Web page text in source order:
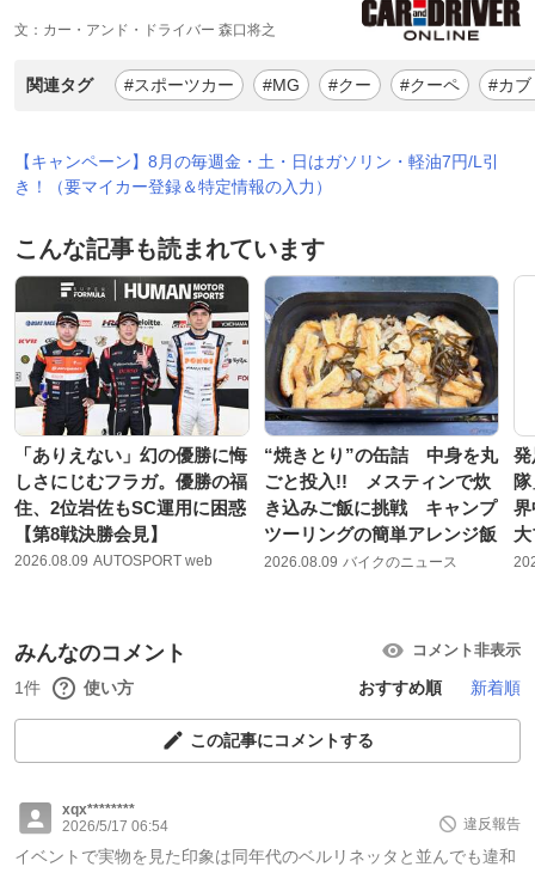
文：カー・アンド・ドライバー 森口将之
関連タグ #スポーツカー #MG #クー #クーペ #カブ
【キャンペーン】8月の毎週金・土・日はガソリン・軽油7円/L引
き！（要マイカー登録＆特定情報の入力）
こんな記事も読まれています
「ありえない」幻の優勝に悔
しさにじむフラガ。優勝の福
住、2位岩佐もSC運用に困惑
【第8戦決勝会見】
2026.08.09 AUTOSPORT web
“焼きとり”の缶詰 中身を丸
ごと投入!! メスティンで炊
き込みご飯に挑戦 キャンプ
ツーリングの簡単アレンジ飯
2026.08.09 バイクのニュース
発
みんなのコメント コメント非表示
1件 使い方 おすすめ順 新着順
この記事にコメントする
xqx********
2026/5/17 06:54
違反報告
イベントで実物を見た印象は同年代のベルリネッタと並んでも違和